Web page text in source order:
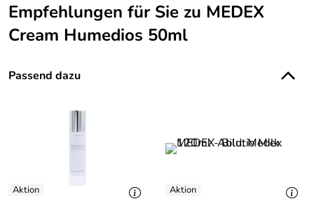
Empfehlungen für Sie zu MEDEX
Cream Humedios 50ml
Passend dazu